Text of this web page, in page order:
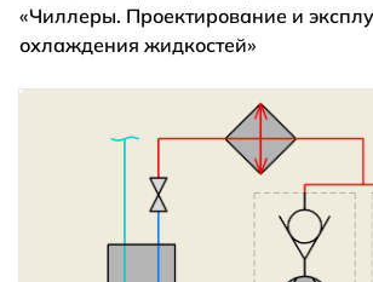
«Чиллеры. Проектирование и
охлаждения жидкостей»